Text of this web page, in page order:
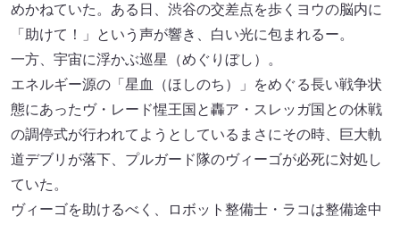
めかねていた。ある日、渋谷の交差点を歩くヨウの脳内に
「助けて！」という声が響き、白い光に包まれるー。
一方、宇宙に浮かぶ巡星（めぐりぼし）。
エネルギー源の「星血（ほしのち）」をめぐる長い戦争状
態にあったヴ・レード惺王国と轟ア・スレッガ国との休戦
の調停式が行われてようとしているまさにその時、巨大軌
道デブリが落下、プルガード隊のヴィーゴが必死に対処し
ていた。
ヴィーゴを助けるべく、ロボット整備士・ラコは整備途中